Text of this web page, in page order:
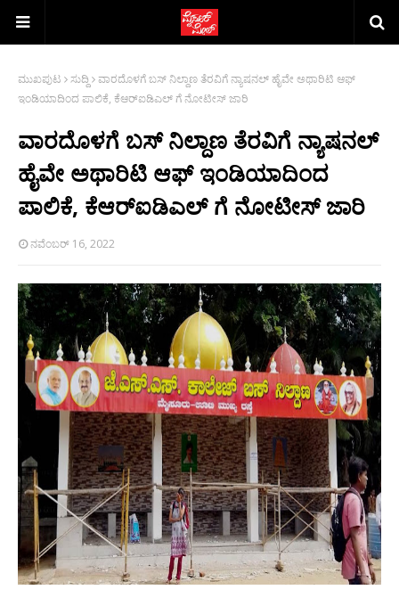
ಮುಖಪುಟ ಸುದ್ದಿ
ವಾರದೊಳಗೆ ಬಸ್ ನಿಲ್ದಾಣ ತೆರವಿಗೆ ನ್ಯಾಷನಲ್ ಹೈವೇ ಅಥಾರಿಟಿ ಆಫ್
ಇಂಡಿಯಾದಿಂದ ಪಾಲಿಕೆ, ಕೆಆರ್‍ಐಡಿಎಲ್ ಗೆ ನೋಟೀಸ್ ಜಾರಿ
ವಾರದೊಳಗೆ ಬಸ್ ನಿಲ್ದಾಣ ತೆರವಿಗೆ ನ್ಯಾಷನಲ್
ಹೈವೇ ಅಥಾರಿಟಿ ಆಫ್ ಇಂಡಿಯಾದಿಂದ
ಪಾಲಿಕೆ, ಕೆಆರ್‍ಐಡಿಎಲ್ ಗೆ ನೋಟೀಸ್ ಜಾರಿ
ನವೆಂಬರ್ 16, 2022